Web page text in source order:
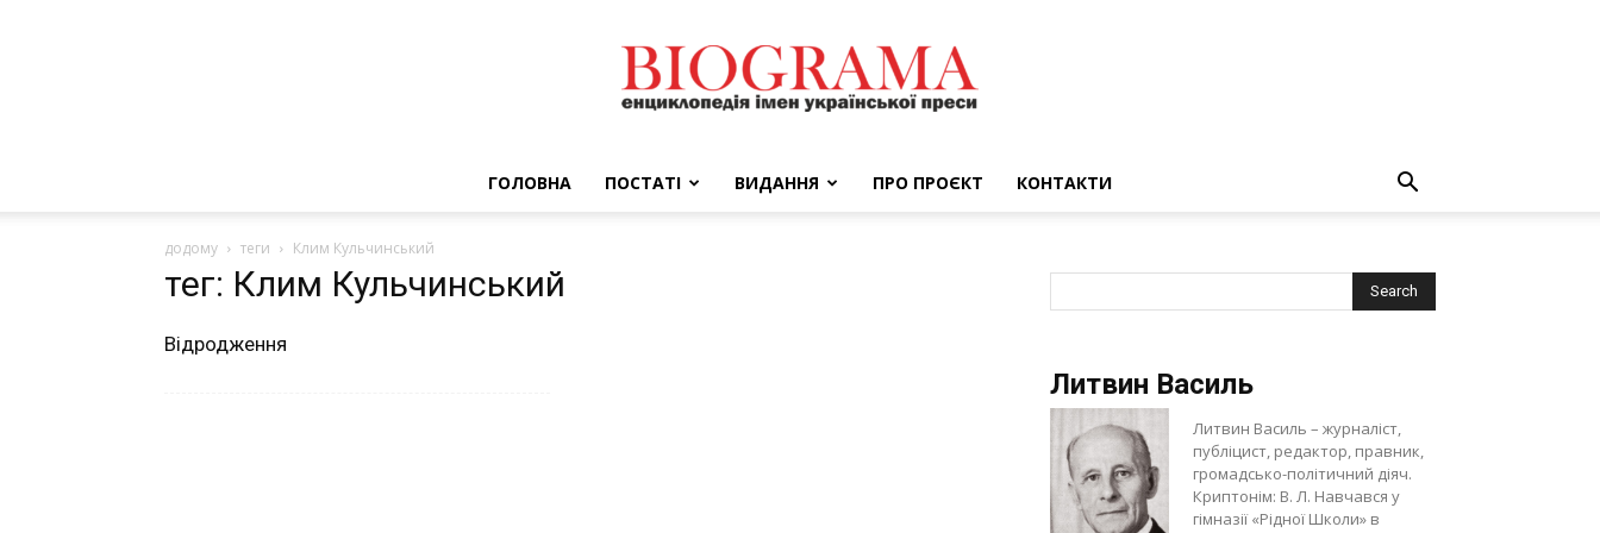
BIOGRAMA
ГОЛОВНА ПОСТАТІ ВИДАННЯ ПРО ПРОЄКТ КОНТАКТИ
додому теги Клим Кульчинський
тег: Клим Кульчинський
Відродження
Литвин Василь
Литвин Василь – журналіст,
публіцист, редактор, правник,
громадсько-політичний діяч.
Криптонім: В. Л. Навчався у
гімназії «Рідної Школи» в